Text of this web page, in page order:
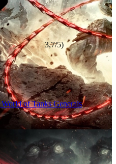
3,7/5)
World of Tanks Generals